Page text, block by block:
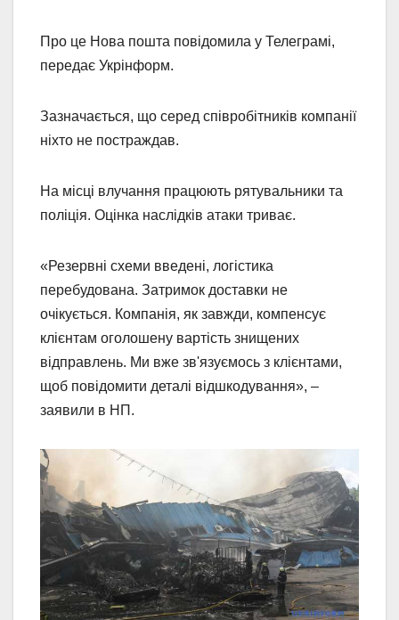
Про це Нова пошта повідомила у Телеграмі,
передає Укрінформ.
Зазначається, що серед співробітників компанії
ніхто не постраждав.
На місці влучання працюють рятувальники та
поліція. Оцінка наслідків атаки триває.
«Резервні схеми введені, логістика
перебудована. Затримок доставки не
очікується. Компанія, як завжди, компенсує
клієнтам оголошену вартість знищених
відправлень. Ми вже зв'язуємось з клієнтами,
щоб повідомити деталі відшкодування», –
заявили в НП.